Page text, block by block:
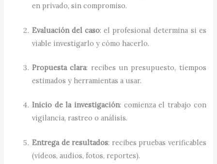
en privado, sin compromiso.
Evaluación del caso: el profesional determina si es
viable investigarlo y cómo hacerlo.
Propuesta clara: recibes un presupuesto, tiempos
estimados y herramientas a usar.
Inicio de la investigación: comienza el trabajo con
vigilancia, rastreo o análisis.
Entrega de resultados: recibes pruebas verificables
(videos, audios, fotos, reportes).